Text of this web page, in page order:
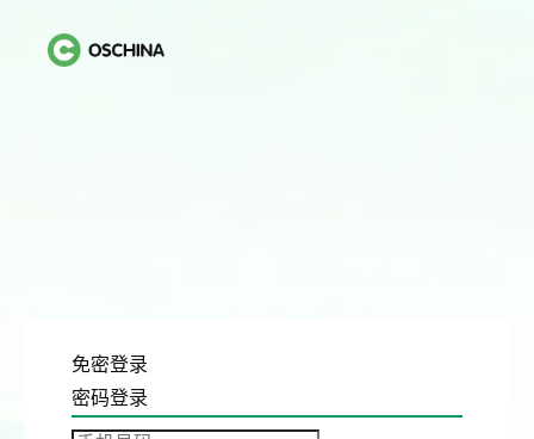
免密登录
密码登录